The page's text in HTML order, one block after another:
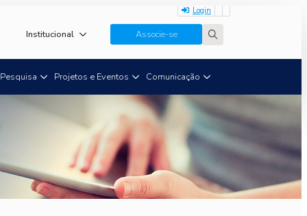
Login
Institucional Associe-se
Pesquisa Projetos e Eventos Comunicação